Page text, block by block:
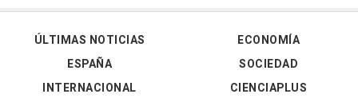
ÚLTIMAS NOTICIAS
ESPAÑA
INTERNACIONAL
ECONOMÍA
SOCIEDAD
CIENCIAPLUS